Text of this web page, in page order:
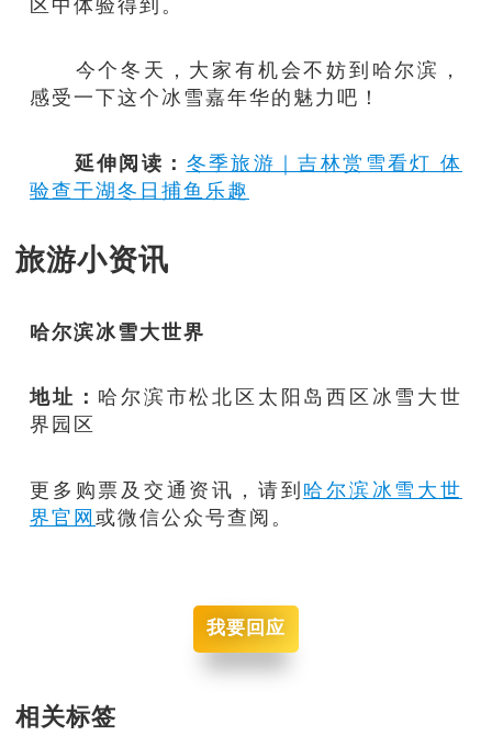
区中体验得到。
今个冬天，大家有机会不妨到哈尔滨，
感受一下这个冰雪嘉年华的魅力吧！
延伸阅读： 冬季旅游｜吉林赏雪看灯 体
验查干湖冬日捕鱼乐趣
旅游小资讯
哈尔滨冰雪大世界
地址： 哈尔滨市松北区太阳岛西区冰雪大世
界园区
更多购票及交通资讯，请到哈尔滨冰雪大世
界官网或微信公众号查阅。
我要回应
相关标签